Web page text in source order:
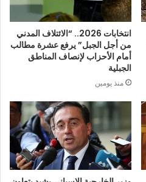
انتخابات 2026.. “الائتلاف المدني
من أجل الجبل” يرفع عشرة مطالب
أمام الأحزاب لإنصاف المناطق
الجبلية
منذ يومين